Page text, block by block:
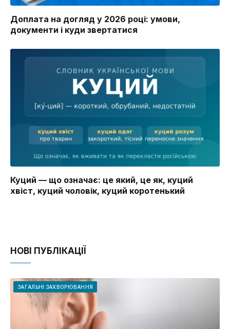
Доплата на догляд у 2026 році: умови,
документи і куди звертатися
Куций — що означає: це який, це як, куций
хвіст, куций чоловік, куций коротенький
НОВІ ПУБЛІКАЦІЇ
ЗАГАЛЬНІ ЗАХВОРЮВАННЯ